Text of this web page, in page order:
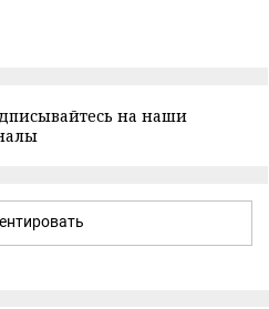
на наши